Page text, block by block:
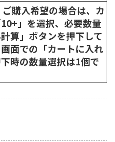
購入希望の場合は、カ
」を選択、必要数量
算」ボタンを押下して
面での「カートに入れ
時の数量選択は1個で